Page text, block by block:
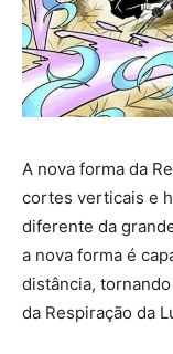
A nova forma da
cortes verticais e
diferente da
a nova forma é
distância,
da Respiração da